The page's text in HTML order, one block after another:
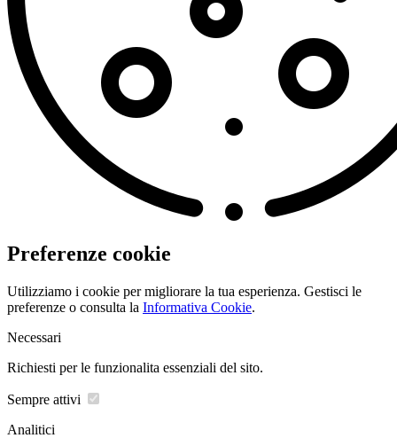
Preferenze cookie
Utilizziamo i cookie per migliorare la tua esperienza. Gestisci le
preferenze o consulta la Informativa Cookie.
Necessari
Richiesti per le funzionalita essenziali del sito.
Sempre attivi
Analitici